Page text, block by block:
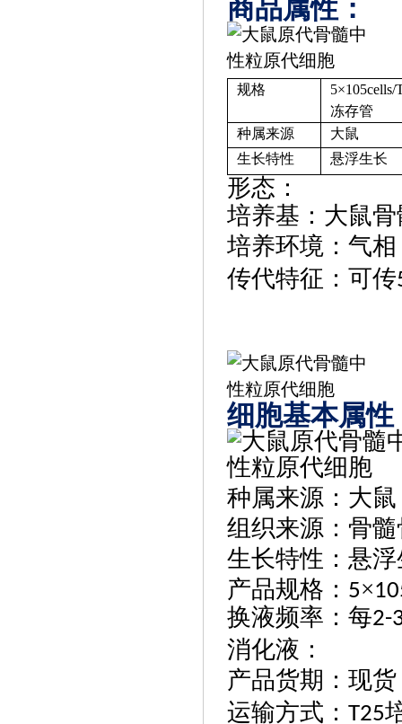
商品属性：
规格
冻存管
种属来源
大鼠
生长特性
悬浮生长
形态：
培养基：大鼠
培养环境：气相
传代特征：可传
细胞基本属性
种属来源 ： 大鼠
组织来源 ：骨
生长特性 ：悬
产品规格 ： 5×
换液频率 ： 每2-
消化液 ：
产品货期 ： 现货
运输方式 ： T25